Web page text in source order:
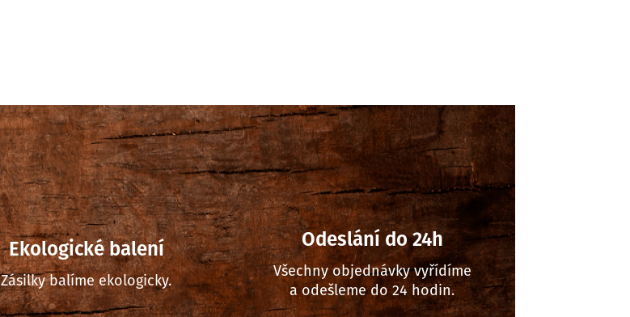
Ekologické balení
Zásilky balíme ekologicky.
Odeslání do 24h
Všechny objednávky vyřídíme
a odešleme do 24 hodin.